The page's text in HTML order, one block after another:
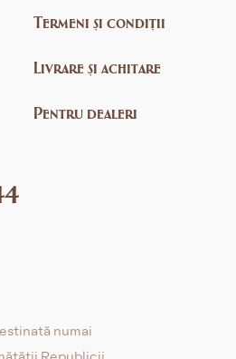
Termeni și condiții
Livrare și achitare
Pentru dealeri
numai